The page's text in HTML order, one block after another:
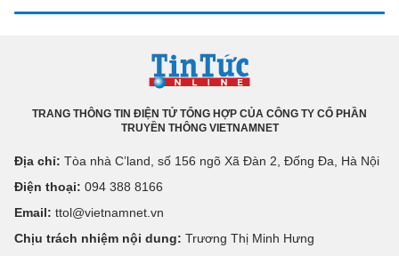
TRANG THÔNG TIN ĐIỆN TỬ TỔNG HỢP CỦA CÔNG TY CỔ PHẦN
TRUYỀN THÔNG VIETNAMNET
Địa chỉ: Tòa nhà C’land, số 156 ngõ Xã Đàn 2, Đống Đa, Hà Nội
Điện thoại: 094 388 8166
Email: ttol@vietnamnet.vn
Chịu trách nhiệm nội dung: Trương Thị Minh Hưng